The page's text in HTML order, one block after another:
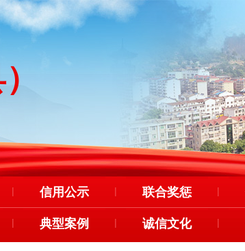
| 信用公示 | 联合奖惩 |
| 典型案例 | 诚信文化 |